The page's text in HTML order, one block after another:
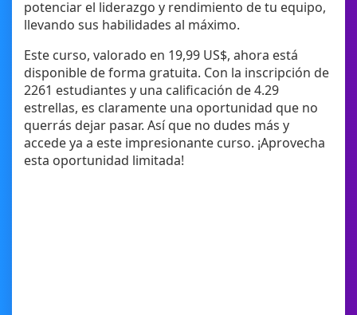
potenciar el liderazgo y rendimiento de tu equipo,
llevando sus habilidades al máximo.
Este curso, valorado en 19,99 US$, ahora está
disponible de forma gratuita. Con la inscripción de
2261 estudiantes y una calificación de 4.29
estrellas, es claramente una oportunidad que no
querrás dejar pasar. Así que no dudes más y
accede ya a este impresionante curso. ¡Aprovecha
esta oportunidad limitada!